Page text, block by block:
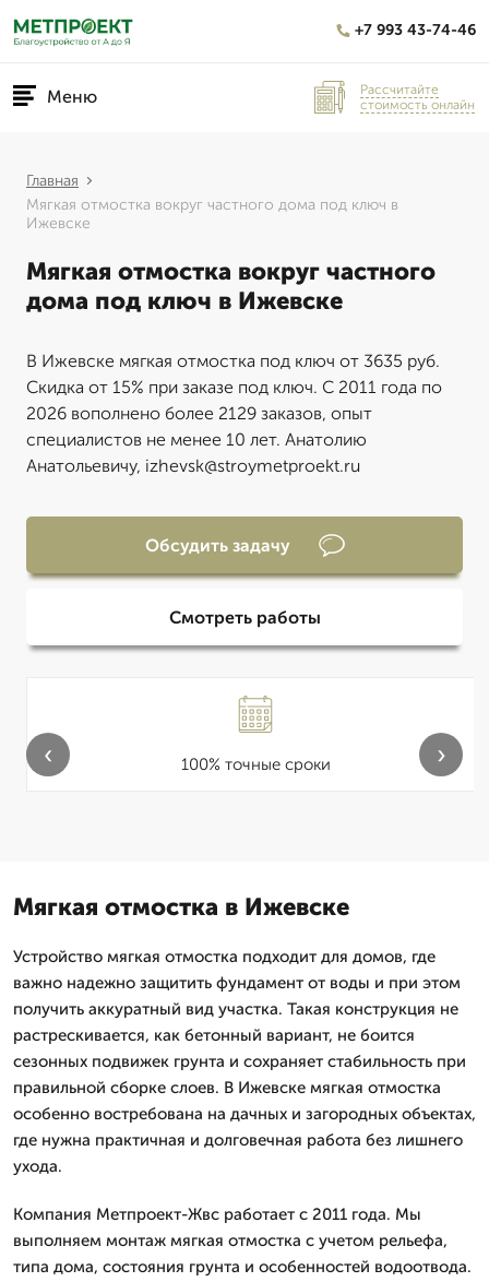
+7 993 43-74-46
Меню
Рассчитайте
стоимость онлайн
Главная
Мягкая отмостка вокруг частного дома под ключ в
Ижевске
Мягкая отмостка вокруг частного
дома под ключ в Ижевске
В Ижевске мягкая отмостка под ключ от 3635 руб.
Скидка от 15% при заказе под ключ. С 2011 года по
2026 вополнено более 2129 заказов, опыт
специалистов не менее 10 лет. Анатолию
Анатольевичу, izhevsk@stroymetproekt.ru
Обсудить задачу
Смотреть работы
100% точные сроки
‹ ›
Мягкая отмостка в Ижевске
Устройство мягкая отмостка подходит для домов, где
важно надежно защитить фундамент от воды и при этом
получить аккуратный вид участка. Такая конструкция не
растрескивается, как бетонный вариант, не боится
сезонных подвижек грунта и сохраняет стабильность при
правильной сборке слоев. В Ижевске мягкая отмостка
особенно востребована на дачных и загородных объектах,
где нужна практичная и долговечная работа без лишнего
ухода.
Компания Метпроект-Жвс работает с 2011 года. Мы
выполняем монтаж мягкая отмостка с учетом рельефа,
типа дома, состояния грунта и особенностей водоотвода.